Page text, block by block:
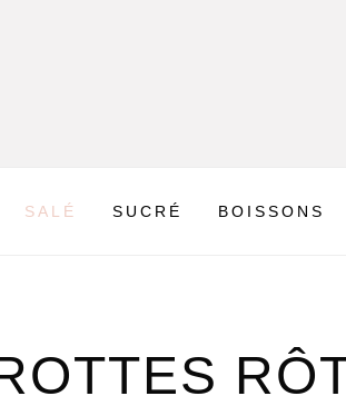
SALÉ SUCRÉ BOISSONS